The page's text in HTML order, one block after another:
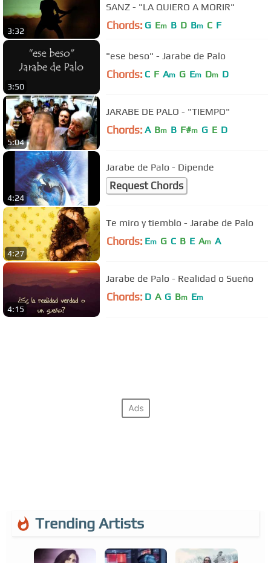
3:32
SANZ - "LA QUIERO A MORIR"
Chords: G Em B D Bm C F
3:50
"ese beso" - Jarabe de Palo
Chords: C F Am G Em Dm D
5:04
JARABE DE PALO - "TIEMPO"
Chords: A Bm B F#m G E D
4:24
Jarabe de Palo - Dipende
Request Chords
4:27
Te miro y tiemblo - Jarabe de Palo
Chords: Em G C B E Am A
4:15
Jarabe de Palo - Realidad o Sueño
Chords: D A G Bm Em
Trending Artists